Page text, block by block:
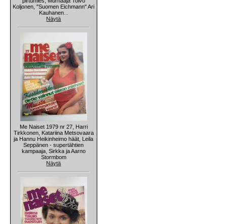
Koljonen, "Suomen Eichmann" Ari
Kauhanen...
Näytä
Me Naiset 1979 nr 27, Harri
Tirkkonen, Katariina Metsovaara
ja Hannu Heikinheimo häät, Leila
Seppänen - supertähtien
kampaaja, Sirkka ja Aarno
Stormbom
Näytä